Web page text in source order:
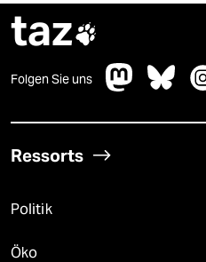
taz
Folgen Sie uns
Ressorts
Politik
Öko